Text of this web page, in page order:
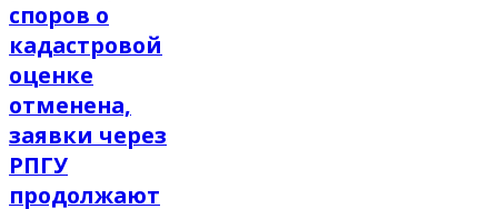
споров о
кадастровой
оценке
отменена,
заявки через
РПГУ
продолжают